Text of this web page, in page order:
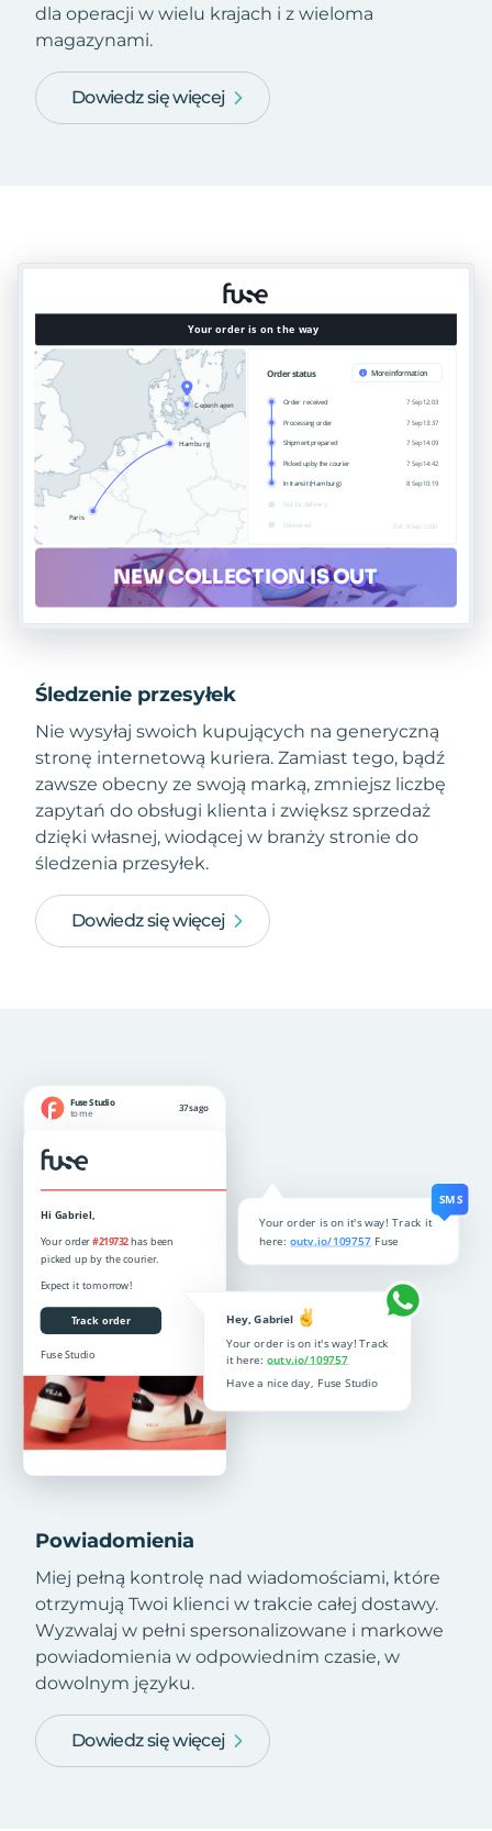
dla operacji w wielu krajach i z wieloma
magazynami.
Dowiedz się więcej
Śledzenie przesyłek
Nie wysyłaj swoich kupujących na generyczną
stronę internetową kuriera. Zamiast tego, bądź
zawsze obecny ze swoją marką, zmniejsz liczbę
zapytań do obsługi klienta i zwiększ sprzedaż
dzięki własnej, wiodącej w branży stronie do
śledzenia przesyłek.
Dowiedz się więcej
Powiadomienia
Miej pełną kontrolę nad wiadomościami, które
otrzymują Twoi klienci w trakcie całej dostawy.
Wyzwalaj w pełni spersonalizowane i markowe
powiadomienia w odpowiednim czasie, w
dowolnym języku.
Dowiedz się więcej